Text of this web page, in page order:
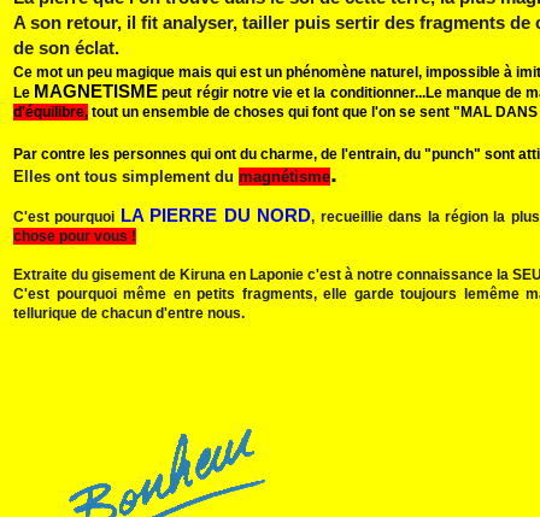
A son retour, il fit analyser, tailler puis sertir des fragments
de son éclat.
Ce mot un peu magique mais qui est un phénomène naturel, impossible à
Le MAGNETISME peut régir notre vie et la conditionner...Le manque de
d'équilibre, tout un ensemble de choses qui font que l'on se sent "MAL
Par contre les personnes qui ont du charme, de l'entrain, du "punch" sont
Elles ont tous simplement du magnétisme.
C'est pourquoi LA PIERRE DU NORD, recueillie dans la région la
chose pour vous !
Extraite du gisement de Kiruna en Laponie c'est à notre connaissance la
C'est pourquoi même en petits fragments, elle garde toujours lemême
tellurique de chacun d'entre nous.